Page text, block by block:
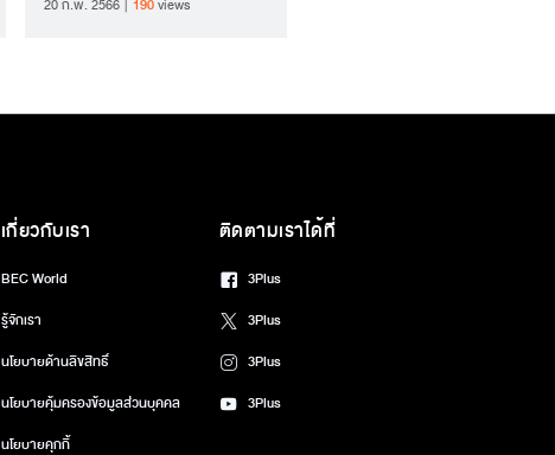
20 ก.พ. 2566 190views
เกี่ยวกับเรา
BEC World
รู้จักเรา
นโยบายด้านลิขสิทธิ์
นโยบายคุ้มครองข้อมูลส่วนบุคคล
นโยบายคุกกี้
ติดตามเราได้ที่
3Plus
3Plus
3Plus
3Plus